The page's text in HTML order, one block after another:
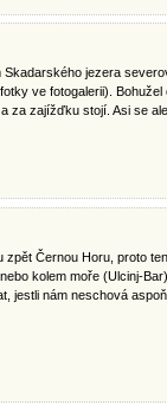
jezera
ve fotogalerii).
za zajížďku stojí. Asi se
zpět Černou Horu, proto
kolem moře (Ulcinj-
jestli nám neschová